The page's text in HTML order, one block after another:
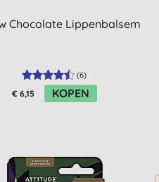
Chocolate Lippenbalsem
(6)
€ 6,15 KOPEN